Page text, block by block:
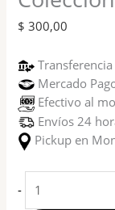
$ 300,00
Mercado
Efectivo al
Envíos 24
Pickup en
-